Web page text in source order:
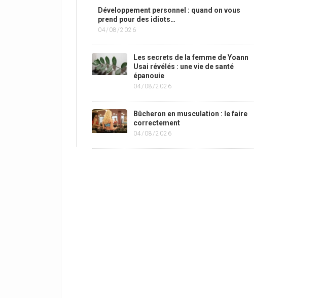
Développement personnel : quand on vous
prend pour des idiots…
04/08/2026
Les secrets de la femme de Yoann
Usai révélés : une vie de santé
épanouie
04/08/2026
Bûcheron en musculation : le faire
correctement
04/08/2026